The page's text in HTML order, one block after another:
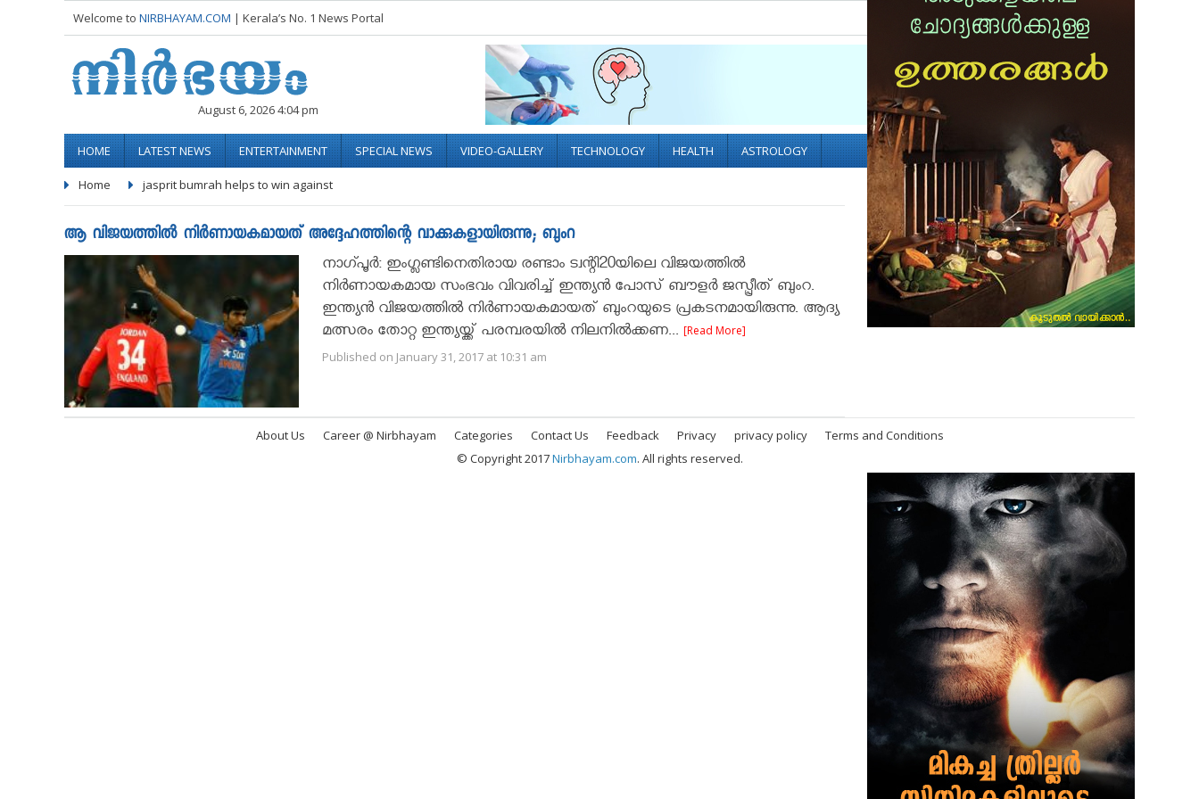
Welcome to NIRBHAYAM.COM | Kerala’s No. 1 News Portal Socialize with us
August 6, 2026 4:04 pm
HOME LATEST NEWS ENTERTAINMENT SPECIAL NEWS VIDEO-GALLERY TECHNOLOGY HEALTH ASTROLOGY
Home jasprit bumrah helps to win against
ആ വിജയത്തില്‍ നിര്‍ണായകമായത് അദ്ദേഹത്തിന്റെ വാക്കുകളായിരുന്നു; ബുംറ
നാഗ്പൂര്‍: ഇംഗ്ലണ്ടിനെതിരായ രണ്ടാം ട്വന്റി20യിലെ വിജയത്തില്‍
നിര്‍ണായകമായ സംഭവം വിവരിച്ച് ഇന്ത്യന്‍ പോസ് ബൗളര്‍ ജസ്പ്രീത് ബുംറ.
ഇന്ത്യന്‍ വിജയത്തില്‍ നിര്‍ണായകമായത് ബുംറയുടെ പ്രകടനമായിരുന്നു. ആദ്യ
മത്സരം തോറ്റ ഇന്ത്യയ്ക്ക് പരമ്പരയില്‍ നിലനില്‍ക്കണ... [Read More]
Published on January 31, 2017 at 10:31 am
About Us Career @ Nirbhayam Categories Contact Us Feedback Privacy privacy policy
Terms and Conditions
© Copyright 2017Nirbhayam.com. All rights reserved.